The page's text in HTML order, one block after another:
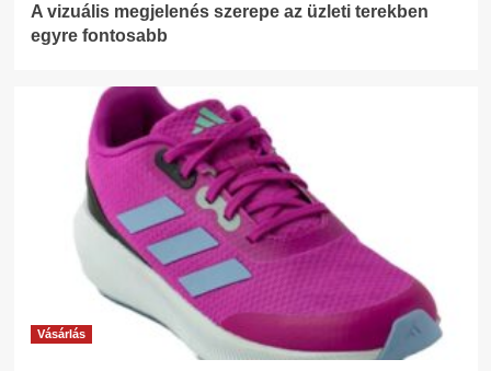
A vizuális megjelenés szerepe az üzleti terekben
egyre fontosabb
Vásárlás